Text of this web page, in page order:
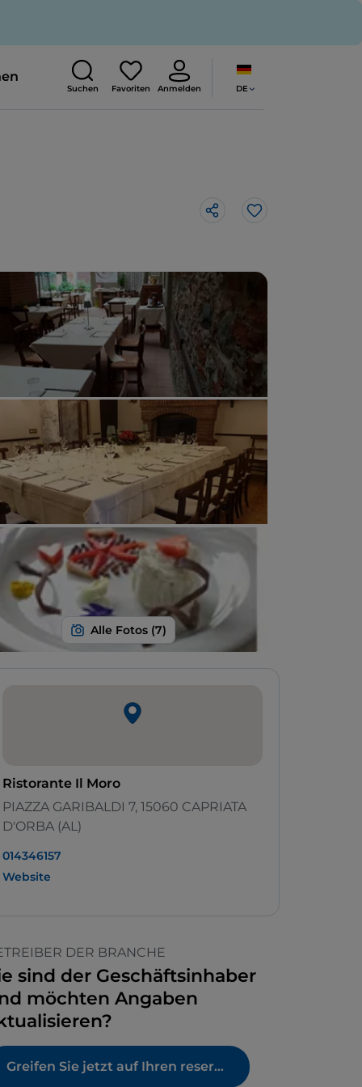
Suchen Favoriten Anmelden DE
Like
Ristorante Il Moro
PIAZZA GARIBALDI 7, 15060 CAPRIATA
D'ORBA (AL)
014346157
Website
DER BRANCHE
sind der Geschäftsinhaber
möchten Angaben
Greifen Sie jetzt auf Ihren reservierten Bereich zu